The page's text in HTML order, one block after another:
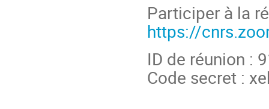
Participer à la
https://
ID de réunion :
Code secret :